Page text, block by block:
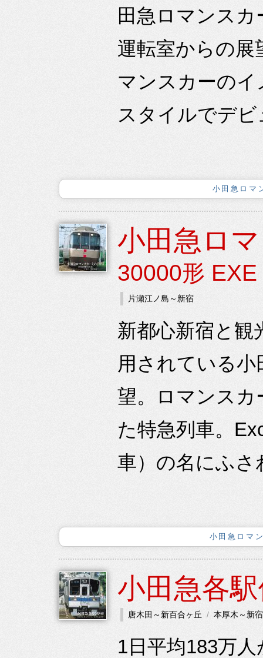
田急ロマンス
運転室からの展
マンスカーの
スタイルでデ
小田急ロマ
小田急ロ
30000形 EXE
片瀬江ノ島～新宿
新都心新宿と観
用されている
望。ロマンスカ
た特急列車。
車）の名にふさ
小田急ロマ
小田急各
唐木田～新百合ヶ丘 本厚木～新宿
1日平均183万